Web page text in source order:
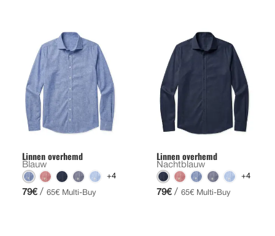
Linnen overhemd
Blauw
+4
79€ / 65€ Multi-Buy
Linnen overhemd
Nachtblauw
+4
79€ / 65€ Multi-Buy